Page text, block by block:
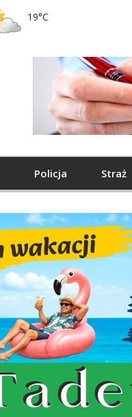
19°C
Policja Straż